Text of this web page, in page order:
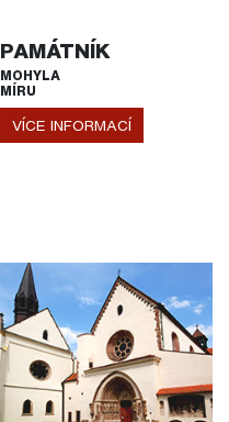
PAMÁTNÍK
MOHYLA
MÍRU
VÍCE INFORMACÍ